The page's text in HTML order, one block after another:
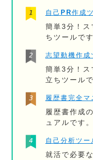
自己PR作成
簡単3分！ス
ちツールです
志望動機作成
簡単3分！ス
立ちツールで
履歴書完全マ
履歴書作成
ュアルです。
自己分析ツー
就活で必要